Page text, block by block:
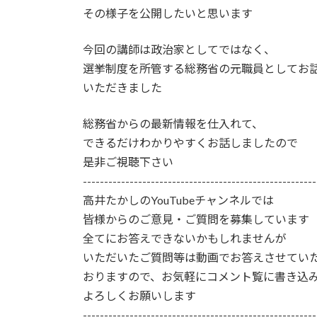
その様子を公開したいと思います
今回の講師は政治家としてではなく、
選挙制度を所管する総務省の元職員としてお
いただきました
総務省からの最新情報を仕入れて、
できるだけわかりやすくお話しましたので
是非ご視聴下さい
高井たかしのYouTubeチャンネルでは
皆様からのご意見・ご質問を募集しています
全てにお答えできないかもしれませんが
いただいたご質問等は動画でお答えさせてい
おりますので、お気軽にコメント覧に書き込
よろしくお願いします